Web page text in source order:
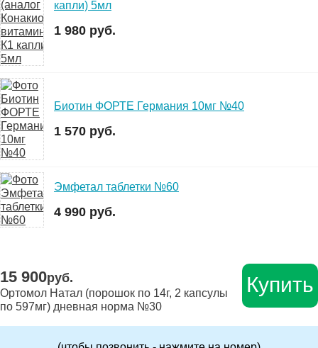
капли) 5мл
1 980 руб.
Биотин ФОРТЕ Германия 10мг №40
1 570 руб.
Эмфетал таблетки №60
4 990 руб.
15 900руб.
Ортомол Натал (порошок по 14г, 2 капсулы
по 597мг) дневная норма №30
Купить